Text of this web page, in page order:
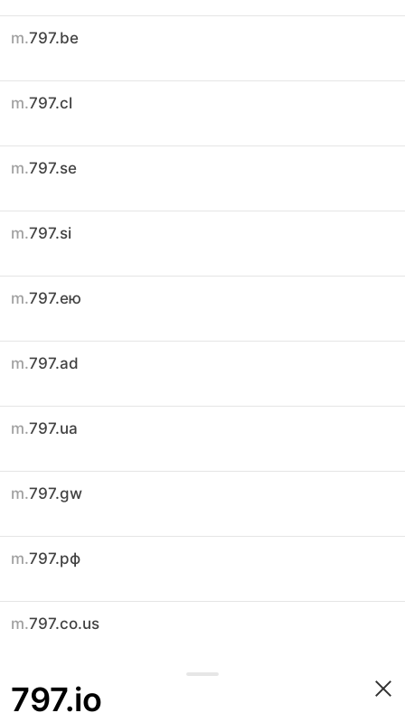
m.797.be
m.797.cl
m.797.se
m.797.si
m.797.ею
m.797.ad
m.797.ua
m.797.gw
m.797.рф
m.797.co.us
797.io